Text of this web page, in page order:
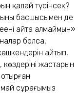
қалай түсінсек?
басшысымен де
айта алмаймын»
болса,
айтып,
жастарын
сұрағымыз